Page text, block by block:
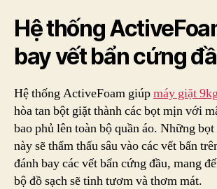
Hệ thống
bay vết bẩn cứng
Hệ thống ActiveFoam giúpmáy giặt
hòa tan bột giặt thành các bọt mịn với
bao phủ lên toàn bộ quần áo. Những
này sẽ thẩm thấu sâu vào các vết bẩn
đánh bay các vết bẩn cứng đầu, mang
bộ đồ sạch sẽ tinh tươm và thơm mát.